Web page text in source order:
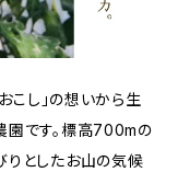
こし」の想いから生
園です。標高700mの
りとしたお山の気候